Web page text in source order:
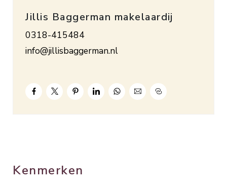
1e verdieping: overloop, ruime slaapkamer met
wastafel, 2e toilet en royale hobbyruimte met
dakvenster, ook te gebruiken als slaapkamer. De
voorzien van een nette laminaatvloer.
Verwarming en warm water d.m.v. een HR
een toetredingsbedrag van € 1.135,-
Jillis Baggerman makelaardij
0318-415484
info@jillisbaggerman.nl
Kenmerken